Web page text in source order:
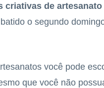
criativas de
o segundo
você pode
que você não